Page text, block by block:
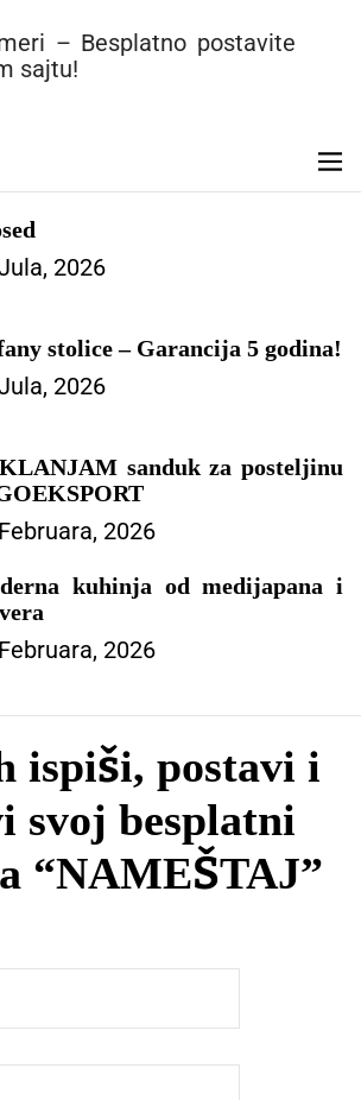
– Besplatno postavite
sajtu!
M
e
2026
stolice – Garancija 5 godina!
2026
sanduk za posteljinu
2026
kuhinja od medijapana i
2026
ispiši, postavi i
svoj besplatni
“NAMEŠTAJ”